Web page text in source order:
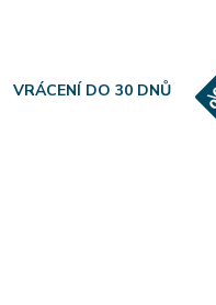
VRÁCENÍ DO 30 DNŮ